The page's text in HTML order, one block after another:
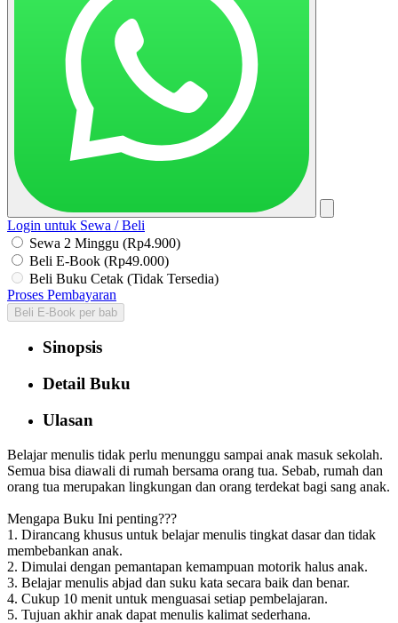
Login untuk Sewa / Beli
Sewa 2 Minggu (Rp4.900)
Beli E-Book (Rp49.000)
Beli Buku Cetak (Tidak Tersedia)
Proses Pembayaran
Beli E-Book per bab
Sinopsis
Detail Buku
Ulasan
Belajar menulis tidak perlu menunggu sampai anak masuk sekolah.
Semua bisa diawali di rumah bersama orang tua. Sebab, rumah dan
orang tua merupakan lingkungan dan orang terdekat bagi sang anak.
Mengapa Buku Ini penting???
1. Dirancang khusus untuk belajar menulis tingkat dasar dan tidak
membebankan anak.
2. Dimulai dengan pemantapan kemampuan motorik halus anak.
3. Belajar menulis abjad dan suku kata secara baik dan benar.
4. Cukup 10 menit untuk menguasai setiap pembelajaran.
5. Tujuan akhir anak dapat menulis kalimat sederhana.